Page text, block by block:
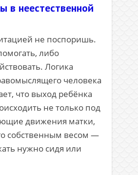
не поспоришь.
либо
Логика
человека
что выход ребёнка
не только под
движения матки,
собственным весом —
нужно сидя или